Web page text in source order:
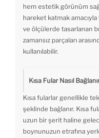
hem estetik görünüm
hareket katmak
ve ölçülerde tasarlanan
zamansız parçaları
kullanılabilir.
Kısa Fular Nasıl
Kısa fularlar genellikle
şeklinde bağlanır. Kısa
uzun bir şerit haline
boynunuzun etrafına